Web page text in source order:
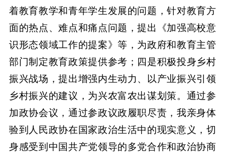
着教育教学和青年学生发展的问题，针对教育方
面的热点、难点和痛点问题，提出《加强高校意
识形态领域工作的提案》等，为政府和教育主管
部门制定教育政策提供参考；四是积极投身乡村
振兴战场，提出增强内生动力、以产业振兴引领
乡村振兴的建议，为兴农富农出谋划策。通过参
加政协会议，通过参政议政履职尽责，我亲身体
验到人民政协在国家政治生活中的现实意义，切
身感受到中国共产党领导的多党合作和政治协商